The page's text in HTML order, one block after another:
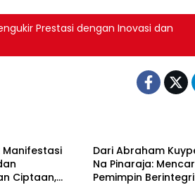
dengan Inovasi dan
Manifestasi
Ciptaan,
Dari Abraham
Na Pinaraja:
Pemimpin